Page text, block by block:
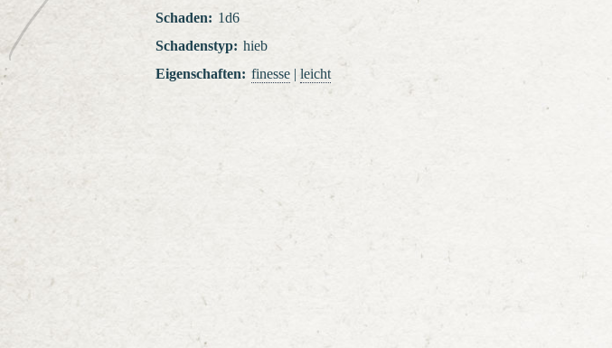
Schaden: 1d6
Schadenstyp: hieb
Eigenschaften: finesse| leicht